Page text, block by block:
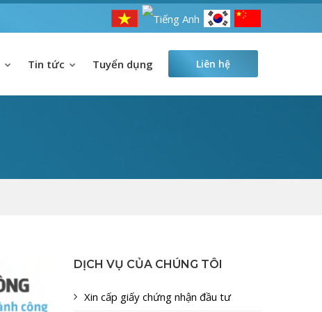
Liên hệ
Tin tức Tuyển dụng
DỊCH VỤ CỦA CHÚNG TÔI
Xin cấp giấy chứng nhận đầu tư